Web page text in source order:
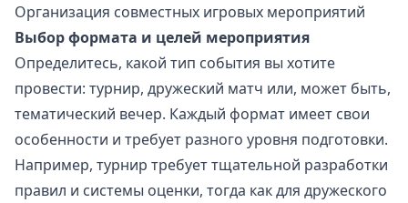
Организация совместных игровых мероприятий
Выбор формата и целей мероприятия
Определитесь, какой тип события вы хотите
провести: турнир, дружеский матч или, может быть,
тематический вечер. Каждый формат имеет свои
особенности и требует разного уровня подготовки.
Например, турнир требует тщательной разработки
правил и системы оценки, тогда как для дружеского